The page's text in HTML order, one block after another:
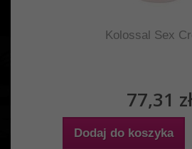
Kolossal Sex
77,31 zł
Dodaj do koszyka